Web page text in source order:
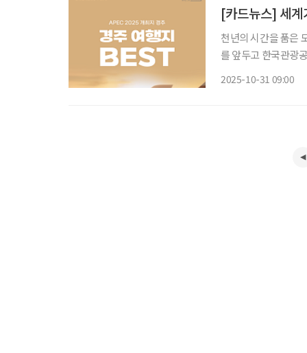
[카드뉴스] 세
천년의 시간을 품은
를 앞두고 한국관광
2025-10-31 09:00